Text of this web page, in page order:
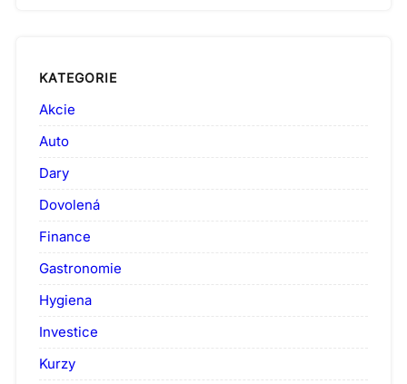
KATEGORIE
Akcie
Auto
Dary
Dovolená
Finance
Gastronomie
Hygiena
Investice
Kurzy